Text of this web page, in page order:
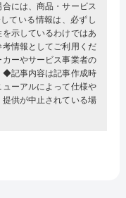
には、商品・サービス
ている情報は、必ずし
示しているわけではあ
情報としてご利用くだ
ーやサービス事業者の
◆記事内容は記事作成時
ーアルによって仕様や
供が中止されている場